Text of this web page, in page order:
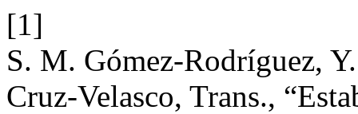
[1]
S. M. Gómez-Rodríguez,
Cruz-Velasco, Trans.,